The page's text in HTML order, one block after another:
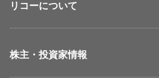
リコーについて
株主・投資家情報